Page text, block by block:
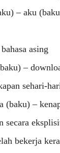
– aku
asing
–
sehari-
(baku) –
secara
bekerja